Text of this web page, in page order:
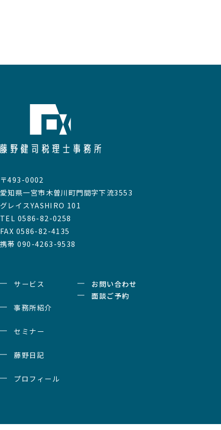
〒493-0002
愛知県一宮市木曽川町門間字下流3553
グレイスYASHIRO 101
TEL 0586-82-0258
FAX 0586-82-4135
携帯 090-4263-9538
サービス
事務所紹介
セミナー
藤野日記
プロフィール
お問い合わせ
面談ご予約